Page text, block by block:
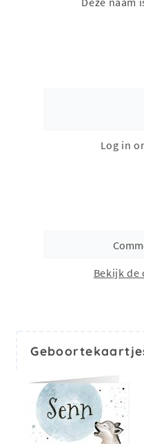
Log in
Bekijk de